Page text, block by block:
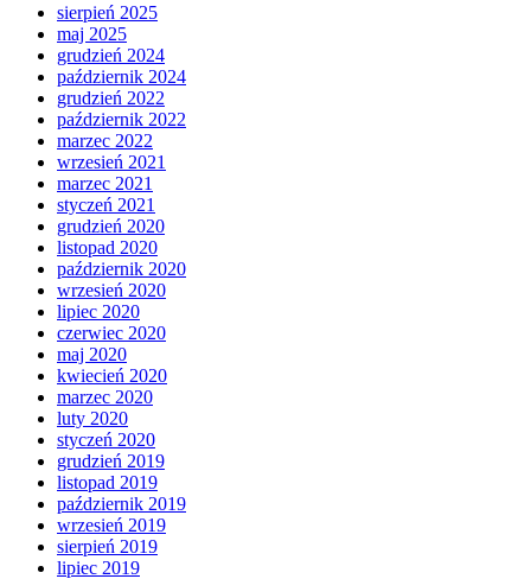
sierpień 2025
maj 2025
grudzień 2024
październik 2024
grudzień 2022
październik 2022
marzec 2022
wrzesień 2021
marzec 2021
styczeń 2021
grudzień 2020
listopad 2020
październik 2020
wrzesień 2020
lipiec 2020
czerwiec 2020
maj 2020
kwiecień 2020
marzec 2020
luty 2020
styczeń 2020
grudzień 2019
listopad 2019
październik 2019
wrzesień 2019
sierpień 2019
lipiec 2019